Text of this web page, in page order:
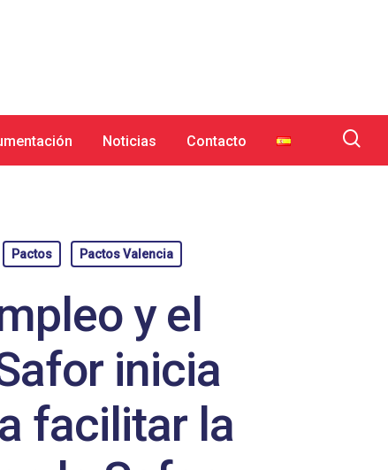
Noticias Contacto
Pactos Pactos Valencia
y el
inicia
facilitar la